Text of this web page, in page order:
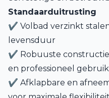
Standaarduitrusting
✔ Volbad verzinkt
levensduur
✔ Robuuste
en professioneel gebruik
✔ Afklapbare en